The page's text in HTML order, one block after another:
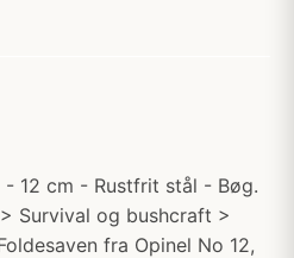
- 12 cm - Rustfrit stål - Bøg.
Survival og bushcraft >
fra Opinel No 12,